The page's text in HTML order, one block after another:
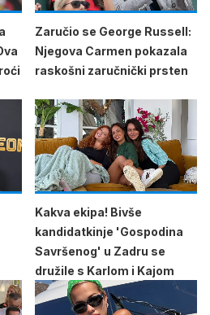
Zaručio se George Russell:
Njegova Carmen pokazala
raskošni zaručnički prsten
Kakva ekipa! Bivše
kandidatkinje 'Gospodina
Savršenog' u Zadru se
družile s Karlom i Kajom